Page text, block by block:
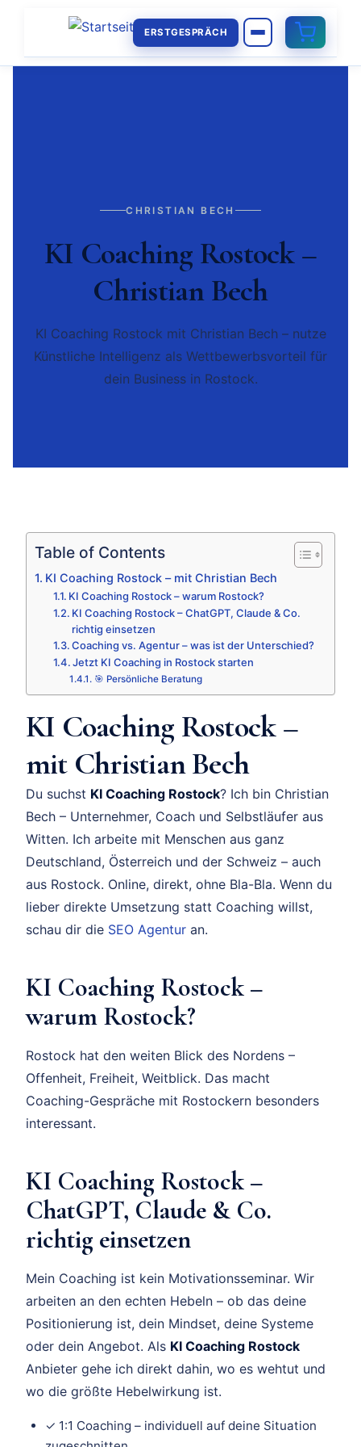
ERSTGESPRÄCH
CHRISTIAN BECH
KI Coaching Rostock –
Christian Bech
KI Coaching Rostock mit Christian Bech – nutze
Künstliche Intelligenz als Wettbewerbsvorteil für
dein Business in Rostock.
Table of Contents
KI Coaching Rostock – mit Christian Bech
KI Coaching Rostock – warum Rostock?
KI Coaching Rostock – ChatGPT, Claude & Co.
richtig einsetzen
Coaching vs. Agentur – was ist der Unterschied?
Jetzt KI Coaching in Rostock starten
🎯 Persönliche Beratung
KI Coaching Rostock –
mit Christian Bech
Du suchst KI Coaching Rostock? Ich bin Christian
Bech – Unternehmer, Coach und Selbstläufer aus
Witten. Ich arbeite mit Menschen aus ganz
Deutschland, Österreich und der Schweiz – auch
aus Rostock. Online, direkt, ohne Bla-Bla. Wenn du
lieber direkte Umsetzung statt Coaching willst,
schau dir die SEO Agentur an.
KI Coaching Rostock –
warum Rostock?
Rostock hat den weiten Blick des Nordens –
Offenheit, Freiheit, Weitblick. Das macht
Coaching-Gespräche mit Rostockern besonders
interessant.
KI Coaching Rostock –
ChatGPT, Claude & Co.
richtig einsetzen
Mein Coaching ist kein Motivationsseminar. Wir
arbeiten an den echten Hebeln – ob das deine
Positionierung ist, dein Mindset, deine Systeme
oder dein Angebot. Als KI Coaching Rostock
Anbieter gehe ich direkt dahin, wo es wehtut und
wo die größte Hebelwirkung ist.
✓ 1:1 Coaching – individuell auf deine Situation